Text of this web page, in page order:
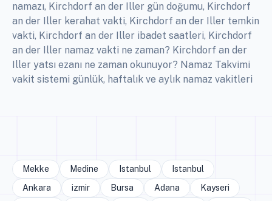
namazı, Kirchdorf an der Iller gün doğumu, Kirchdorf
an der Iller kerahat vakti, Kirchdorf an der Iller temkin
vakti, Kirchdorf an der Iller ibadet saatleri, Kirchdorf
an der Iller namaz vakti ne zaman? Kirchdorf an der
Iller yatsı ezanı ne zaman okunuyor? Namaz Takvimi
vakit sistemi günlük, haftalık ve aylık namaz vakitleri
Mekke Medine Istanbul
Istanbul
Ankara
izmir Bursa Adana
Kayseri